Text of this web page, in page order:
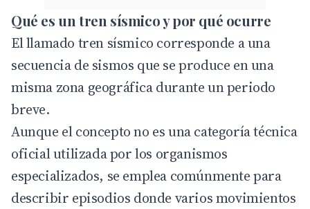
Qué es un tren sísmico y por qué ocurre
El llamado tren sísmico corresponde a una
secuencia de sismos que se produce en una
misma zona geográfica durante un periodo
breve.
Aunque el concepto no es una categoría técnica
oficial utilizada por los organismos
especializados, se emplea comúnmente para
describir episodios donde varios movimientos